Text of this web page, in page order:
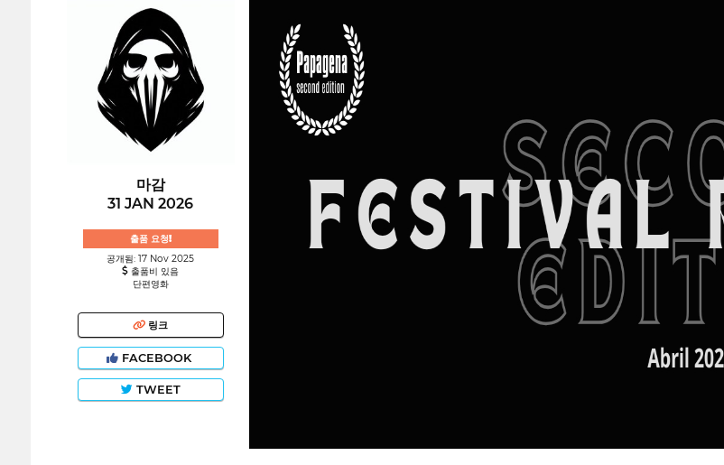
마감
31 JAN 2026
출품 요청!
공개됨: 17 Nov 2025
출품비 있음
단편영화
링크
FACEBOOK
TWEET